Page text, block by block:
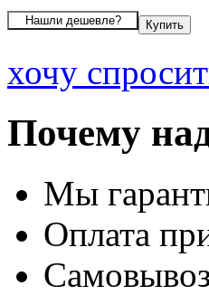
хочу
Почему
Мы
Оплата